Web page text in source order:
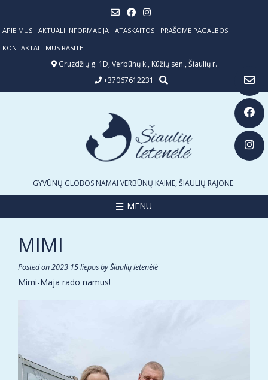
content
APIE MUS AKTUALI INFORMACIJA ATASKAITOS
PRAŠOME PAGALBOS
KONTAKTAI
MUS RASITE
Gruzdžių g. 1D, Verbūnų k., Kūžių sen., Šiaulių r.
+37067612231
GYVŪNŲ GLOBOS NAMAI VERBŪNŲ KAIME, ŠIAULIŲ RAJONE.
MENU
MIMI
Posted on2023 15 lieposbyŠiaulių letenėlė
Mimi-Maja rado namus!